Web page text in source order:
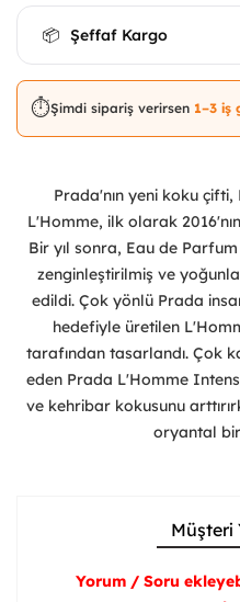
📦 Şeffaf Kargo
⏱️Şimdi sipariş verirsen 1–3 iş
Prada'nın yeni koku
L'Homme, ilk olarak
Bir yıl sonra, Eau de
zenginleştirilmiş ve
edildi. Çok yönlü Prada
hedefiyle üretilen
tarafından tasarlandı. Çok
eden Prada L'Homme
ve kehribar kokusunu
oryantal
Müşteri
Yorum / Soru